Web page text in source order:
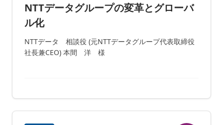
NTTデータグループの変革とグローバ
ル化
NTTデータ 相談役 (元NTTデータグループ代表取締役
社長兼CEO) 本間 洋 様